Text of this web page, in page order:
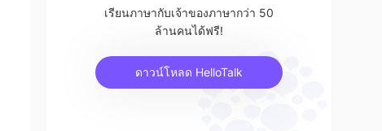
เรียนภาษากับเจ้าของภาษากว่า 50
ล้านคนได้ฟรี!
ดาวน์โหลด HelloTalk